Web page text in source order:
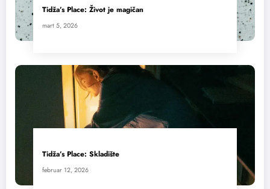
Tidža’s Place: Život je magičan
mart 5, 2026
Tidža’s Place: Skladište
februar 12, 2026